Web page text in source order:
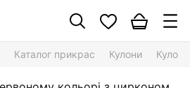
Каталог прикрас Кулони Кулон